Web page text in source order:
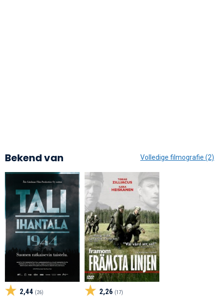
Bekend van Volledige filmografie (2)
2,44 (26) 2,26 (17)